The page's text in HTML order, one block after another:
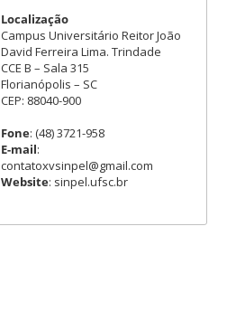
Localização
Campus Universitário Reitor João
David Ferreira Lima. Trindade
CCE B – Sala 315
Florianópolis – SC
CEP: 88040-900
Fone: (48) 3721-958
E-mail:
contatoxvsinpel@gmail.com
Website: sinpel.ufsc.br